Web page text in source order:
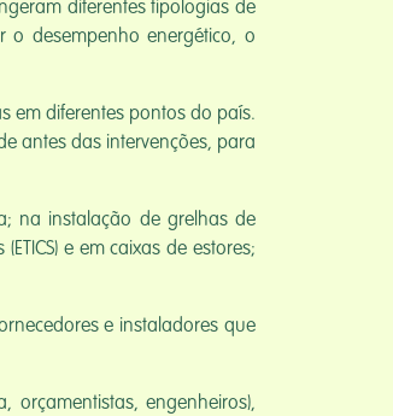
diferentes tipologias de
o desempenho energético, o
em diferentes pontos do país.
antes das intervenções, para
na instalação de grelhas de
e em caixas de estores;
e instaladores que
orçamentistas, engenheiros),